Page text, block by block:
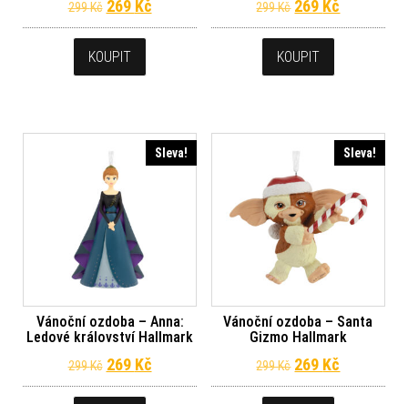
299Kč Původní cena byla: 299 Kč.
269 KčAktuální cena je: 269 Kč.
KOUPIT
299Kč Původní cena
269 Kč
KOUPIT
Sleva!
Vánoční ozdoba – Anna:
Ledové království Hallmark
299Kč Původní cena byla: 299 Kč.
269 KčAktuální cena je: 269 Kč.
Sleva!
Vánoční ozdoba – Santa
Gizmo Hallmark
299Kč Původní cena
269 Kč